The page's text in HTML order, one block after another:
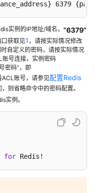
%s\n"
, reply->str);
frees the context */
6379
实例的IP地址/域名， “6379”
获取见1 ，请按实际情况修改
自定义的密码，请按实际情况
账号连接，实例密码
密码”，即
ACL账号，请参见配置Redis
则省略命令中的密码配置。
实例。
for Redis!